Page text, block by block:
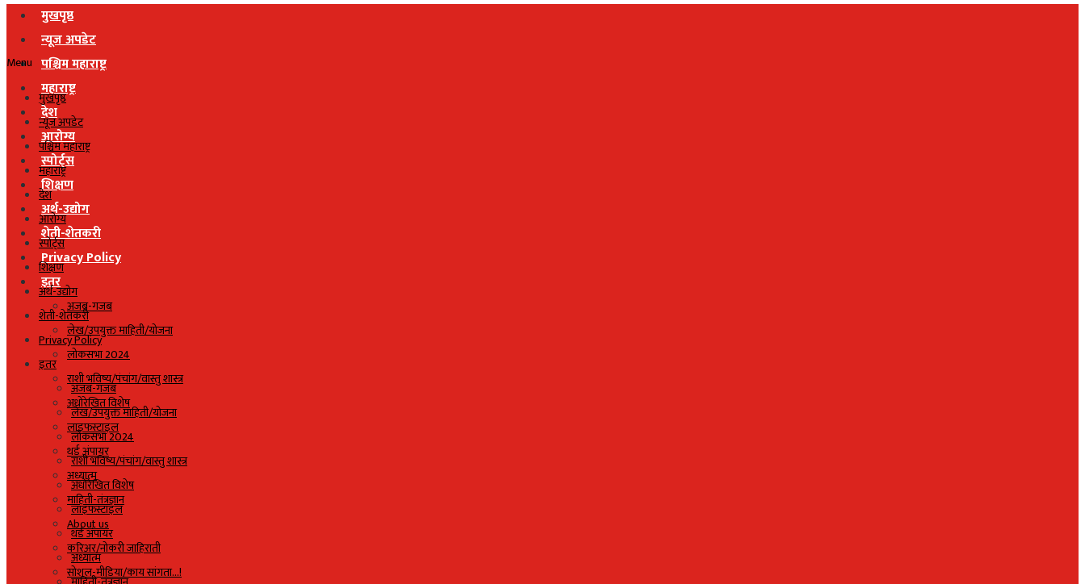
मुखपृष्ठ
न्यूज अपडेट
पश्चिम महाराष्ट्र
महाराष्ट्र
देश
आरोग्य
स्पोर्ट्स
शिक्षण
अर्थ-उद्योग
शेती-शेतकरी
Privacy Policy
इतर
अजब-गजब
लेख/उपयुक्त माहिती/योजना
लोकसभा 2024
राशी भविष्य/पंचांग/वास्तु शास्त्र
अधोरेखित विशेष
लाइफस्टाइल
थर्ड अंपायर
अध्यात्म
माहिती-तंत्रज्ञान
About us
करिअर/नोकरी जाहिराती
सोशल-मीडिया/काय सांगता…!
Menu
मुखपृष्ठ
न्यूज अपडेट
पश्चिम महाराष्ट्र
महाराष्ट्र
देश
आरोग्य
स्पोर्ट्स
शिक्षण
अर्थ-उद्योग
शेती-शेतकरी
Privacy Policy
इतर
अजब-गजब
लेख/उपयुक्त माहिती/योजना
लोकसभा 2024
राशी भविष्य/पंचांग/वास्तु शास्त्र
अधोरेखित विशेष
लाइफस्टाइल
थर्ड अंपायर
अध्यात्म